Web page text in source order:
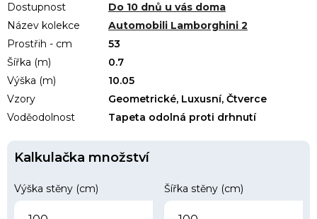
Dostupnost
Do 10 dnů u vás doma
Název kolekce
Automobili Lamborghini 2
Prostřih - cm
53
Šířka (m)
0.7
Výška (m)
10.05
Vzory
Geometrické, Luxusní, Čtverce
Voděodolnost
Tapeta odolná proti drhnutí
Kalkulačka množství
Výška stěny (cm) Šířka stěny (cm)